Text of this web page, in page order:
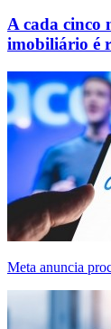
A cada cinco
imobiliário é
Meta anuncia